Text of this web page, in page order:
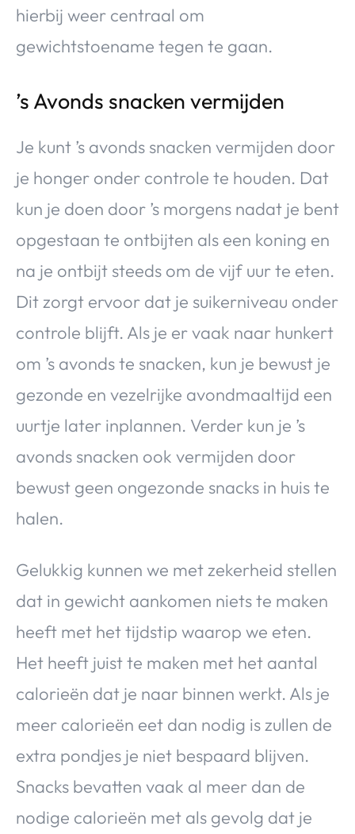
hierbij weer centraal om
gewichtstoename tegen te gaan.
’s Avonds snacken vermijden
Je kunt ’s avonds snacken vermijden door
je honger onder controle te houden. Dat
kun je doen door ’s morgens nadat je bent
opgestaan te ontbijten als een koning en
na je ontbijt steeds om de vijf uur te eten.
Dit zorgt ervoor dat je suikerniveau onder
controle blijft. Als je er vaak naar hunkert
om ’s avonds te snacken, kun je bewust je
gezonde en vezelrijke avondmaaltijd een
uurtje later inplannen. Verder kun je ’s
avonds snacken ook vermijden door
bewust geen ongezonde snacks in huis te
halen.
Gelukkig kunnen we met zekerheid stellen
dat in gewicht aankomen niets te maken
heeft met het tijdstip waarop we eten.
Het heeft juist te maken met het aantal
calorieën dat je naar binnen werkt. Als je
meer calorieën eet dan nodig is zullen de
extra pondjes je niet bespaard blijven.
Snacks bevatten vaak al meer dan de
nodige calorieën met als gevolg dat je